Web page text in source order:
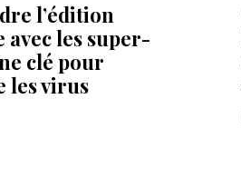
l’édition
avec les super-
clé pour
les virus